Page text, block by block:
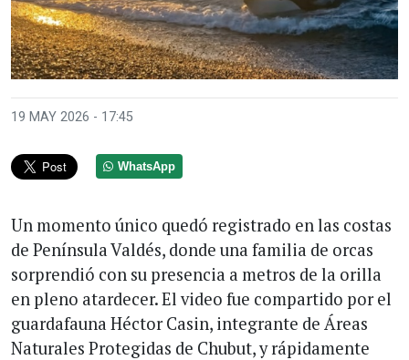
19 MAY 2026 - 17:45
WhatsApp
Un momento único quedó registrado en las costas
de Península Valdés, donde una familia de orcas
sorprendió con su presencia a metros de la orilla
en pleno atardecer. El video fue compartido por el
guardafauna Héctor Casin, integrante de Áreas
Naturales Protegidas de Chubut, y rápidamente